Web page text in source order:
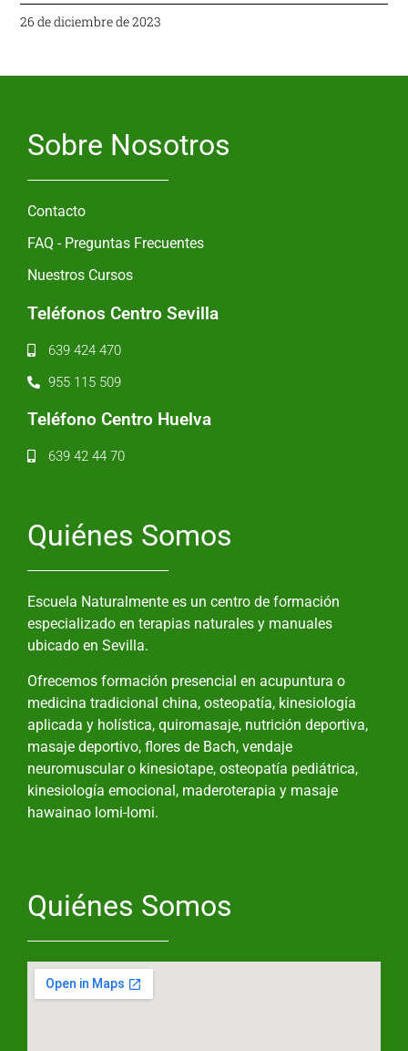
26 de diciembre de 2023
Sobre Nosotros
Contacto
FAQ - Preguntas Frecuentes
Nuestros Cursos
Teléfonos Centro Sevilla
639 424 470
955 115 509
Teléfono Centro Huelva
639 42 44 70
Quiénes Somos
Escuela Naturalmente es un centro de formación
especializado en terapias naturales y manuales
ubicado en Sevilla.
Ofrecemos formación presencial en acupuntura o
medicina tradicional china, osteopatía, kinesiología
aplicada y holística, quiromasaje, nutrición deportiva,
masaje deportivo, flores de Bach, vendaje
neuromuscular o kinesiotape, osteopatía pediátrica,
kinesiología emocional, maderoterapia y masaje
hawainao lomi-lomi.
Quiénes Somos